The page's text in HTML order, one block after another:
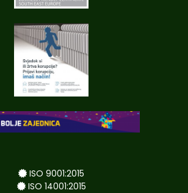
ISO 9001:2015
ISO 14001:2015